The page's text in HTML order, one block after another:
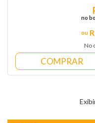
No
no
COMPRAR